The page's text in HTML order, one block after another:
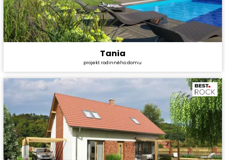
Dispozice:
5+1
Užitná plocha:
180,34 m²
Tania
projekt rodinného domu